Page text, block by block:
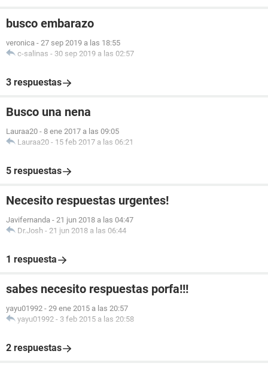
busco embarazo
veronica - 27 sep 2019 a las 18:55
c-salinas - 30 sep 2019 a las 02:57
3 respuestas
Busco una nena
Lauraa20 - 8 ene 2017 a las 09:05
Lauraa20 - 15 feb 2017 a las 06:21
5 respuestas
Necesito respuestas urgentes!
Javifernanda - 21 jun 2018 a las 04:47
Dr.Josh - 21 jun 2018 a las 06:44
1 respuesta
sabes necesito respuestas porfa!!!
yayu01992 - 29 ene 2015 a las 20:57
yayu01992 - 3 feb 2015 a las 20:58
2 respuestas